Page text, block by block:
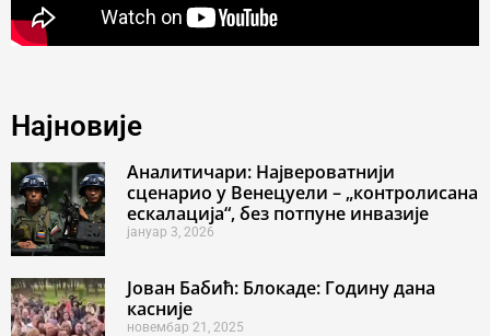
Најновије
Аналитичари: Највероватнији
сценарио у Венецуели – „контролисана
ескалација“, без потпуне инвазије
јануар 3, 2026
Јован Бабић: Блокаде: Годину дана
касније
новембар 21, 2025